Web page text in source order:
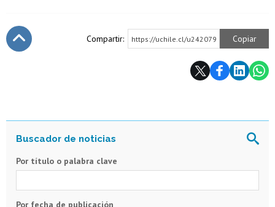
Compartir: https://uchile.cl/u242079 Copiar
Por título o palabra clave